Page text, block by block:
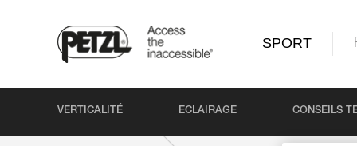
SPORT
VERTICALITÉ ECLAIRAGE CONSEILS